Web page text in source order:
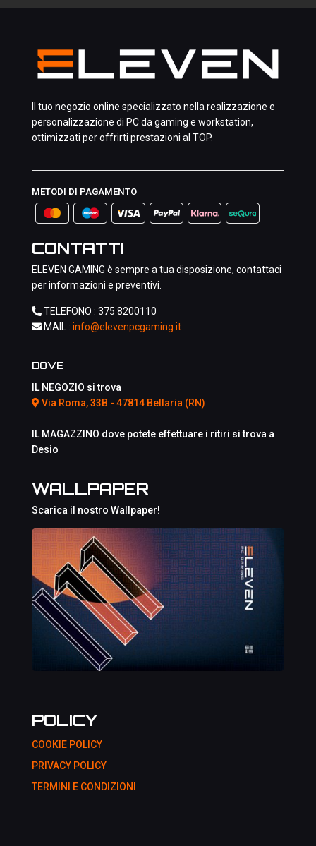
Il tuo negozio online specializzato nella realizzazione e
personalizzazione di PC da gaming e workstation,
ottimizzati per offrirti prestazioni al TOP.
METODI DI PAGAMENTO
CONTATTI
ELEVEN GAMING è sempre a tua disposizione, contattaci
per informazioni e preventivi.
TELEFONO : 375 8200110
MAIL : info@elevenpcgaming.it
DOVE
IL NEGOZIO si trova
Via Roma, 33B - 47814 Bellaria (RN)
IL MAGAZZINO dove potete effettuare i ritiri si trova a
Desio
WALLPAPER
Scarica il nostro Wallpaper!
POLICY
COOKIE POLICY
PRIVACY POLICY
TERMINI E CONDIZIONI